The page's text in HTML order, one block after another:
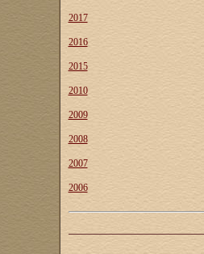
2017
2016
2015
2010
2009
2008
2007
2006